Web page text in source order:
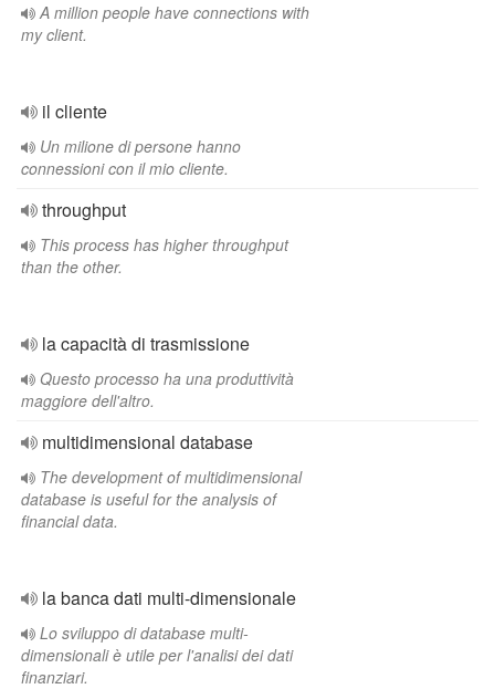
A million people have connections with
my client.
il cliente
Un milione di persone hanno
connessioni con il mio cliente.
throughput
This process has higher throughput
than the other.
la capacità di trasmissione
Questo processo ha una produttività
maggiore dell'altro.
multidimensional database
The development of multidimensional
database is useful for the analysis of
financial data.
la banca dati multi-dimensionale
Lo sviluppo di database multi-
dimensionali è utile per l'analisi dei dati
finanziari.